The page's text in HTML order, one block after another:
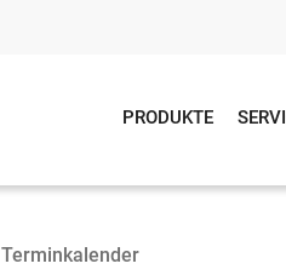
PRODUKTE
Terminkalender